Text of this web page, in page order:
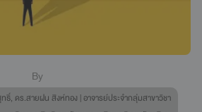
By
, ดร.สายฝน สิงห์ทอง | อาจารย์ประจำกลุ่มสาขาวิชา